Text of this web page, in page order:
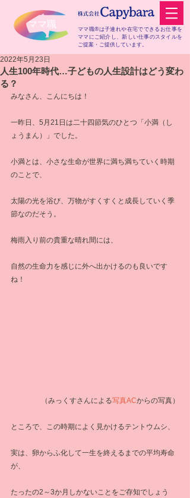
​ママ職
ママ職®は子連れや在宅でできるお仕事を
ママにご紹介し、新しい仕事のスタイルを
ご提案・ご提供しています。
人生100年時代…子どもの人生設計はどう変わ
る？
2022年5月23日
みなさん、こんにちは！
一昨日、5月21日は二十四節気のひとつ「小満（し
ょうまん）」でした。
小満とは、小さな生命が世界に満ち満ちていく時期
のことで、
太陽の光を浴び、万物がすくすくと成長していく季
節なのだそう。
梅雨入り前の貴重な晴れ間には、
自然の生命力を感じに外へ出かけるのも良いです
ね！
（みっくすさんによる写真ACからの写真）
ところで、この時期によく見かけるテントウムシ、
実は、卵からふ化して一生を終えるまでの平均寿命
が、
たったの2～3か月しかないことをご存知でしょう